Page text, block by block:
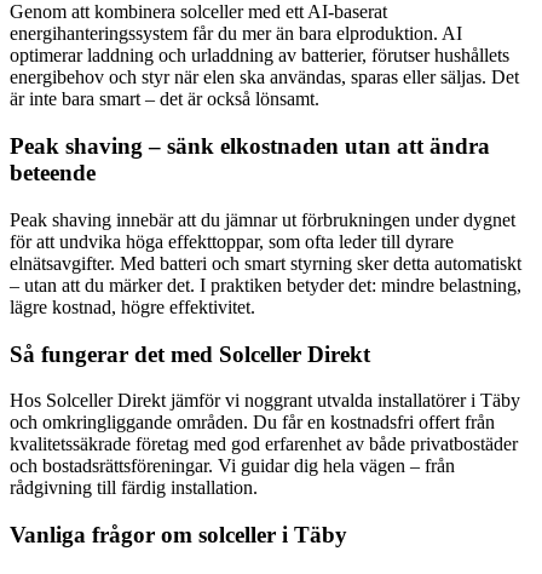
Genom att kombinera solceller med ett AI-baserat
energihanteringssystem får du mer än bara elproduktion. AI
optimerar laddning och urladdning av batterier, förutser hushållets
energibehov och styr när elen ska användas, sparas eller säljas. Det
är inte bara smart – det är också lönsamt.
Peak shaving – sänk elkostnaden utan att ändra
beteende
Peak shaving innebär att du jämnar ut förbrukningen under dygnet
för att undvika höga effekttoppar, som ofta leder till dyrare
elnätsavgifter. Med batteri och smart styrning sker detta automatiskt
– utan att du märker det. I praktiken betyder det: mindre belastning,
lägre kostnad, högre effektivitet.
Så fungerar det med Solceller Direkt
Hos Solceller Direkt jämför vi noggrant utvalda installatörer i Täby
och omkringliggande områden. Du får en kostnadsfri offert från
kvalitetssäkrade företag med god erfarenhet av både privatbostäder
och bostadsrättsföreningar. Vi guidar dig hela vägen – från
rådgivning till färdig installation.
Vanliga frågor om solceller i Täby